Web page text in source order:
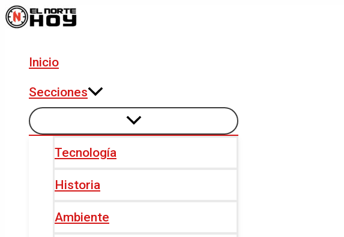
Ir
al
Inicio
Secciones
Tecnología
Historia
Ambiente
Navegación
de